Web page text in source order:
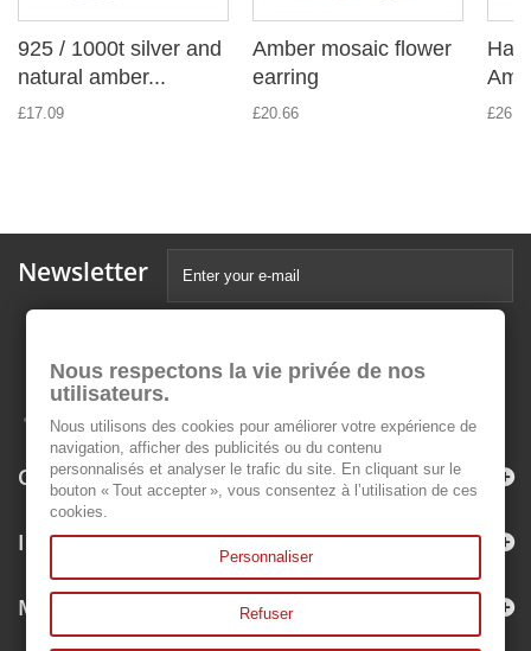
925 / 1000t silver and
natural amber...
£17.09
Amber mosaic flower
earring
£20.66
Half
Newsletter
Categories
Information
My account
Nous respectons la vie privée de nos
utilisateurs.
Nous utilisons des cookies pour améliorer votre expérience de
navigation, afficher des publicités ou du contenu
personnalisés et analyser le trafic du site. En cliquant sur le
bouton « Tout accepter », vous consentez à l’utilisation de ces
cookies.
Personnaliser
Refuser